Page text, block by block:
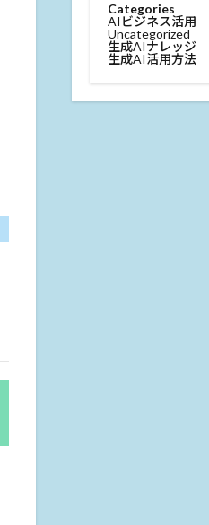
Categories
AIビジネス活用
Uncategorized
生成AIナレッジ
生成AI活用方法